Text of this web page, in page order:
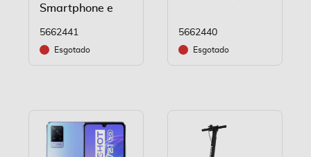
Smartphone e
5662441
Esgotado
5662440
Esgotado